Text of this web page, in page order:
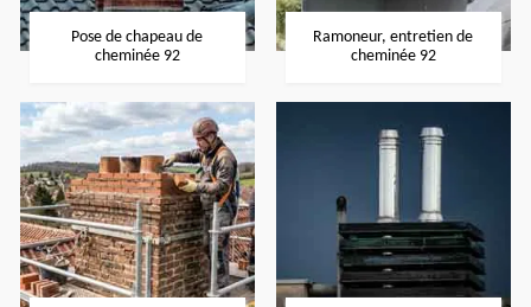
Pose de chapeau de
cheminée 92
Ramoneur, entretien de
cheminée 92